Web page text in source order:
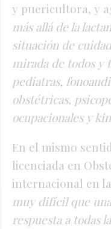
y puericultora, y
más allá de la
situación de
mirada de todos y
pediatras,
obstétricas,
ocupacionales y
En el mismo
licenciada en
internacional en
muy difícil que
respuesta a todas